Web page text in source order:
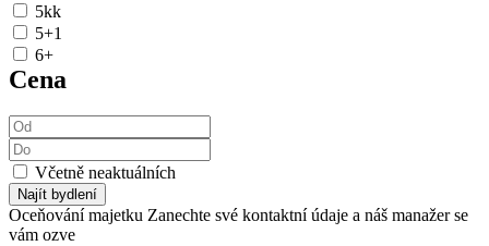
5kk
5+1
6+
Cena
Včetně neaktuálních
Najít bydlení
Oceňování majetku Zanechte své kontaktní údaje a náš manažer se
vám ozve